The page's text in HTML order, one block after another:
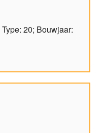
20; Bouwjaar: